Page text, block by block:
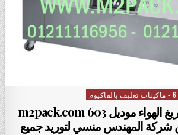
Posted in
6 - ماكينات تغليف بالفاكيوم
ماكينة تغليف بتفريغ الهواء موديل m2pack.com 603
شركة المهندس منسي لتوريد جميع